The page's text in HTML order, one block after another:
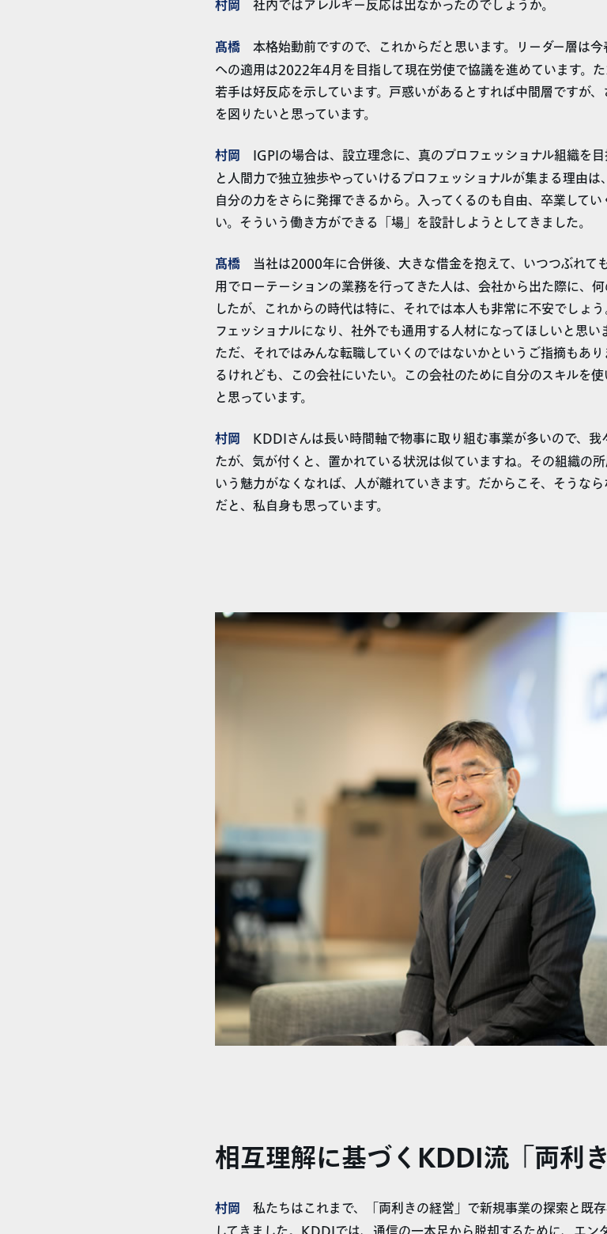
村岡 社内ではアレルギー反応は出なかったのでしょうか。
髙橋 本格始動前ですので、これからだと思います。リーダー層は
への適用は2022年4月を目指して現在労使で協議を進めています。
若手は好反応を示しています。戸惑いがあるとすれば中間層ですが
を図りたいと思っています。
村岡 IGPIの場合は、設立理念に、真のプロフェッショナル組織を
と人間力で独立独歩やっていけるプロフェッショナルが集まる理由は
自分の力をさらに発揮できるから。入ってくるのも自由、卒業して
い。そういう働き方ができる「場」を設計しようとしてきました。
髙橋 当社は2000年に合併後、大きな借金を抱えて、いつつぶれて
用でローテーションの業務を行ってきた人は、会社から出た際に、
したが、これからの時代は特に、それでは本人も非常に不安でしょ
フェッショナルになり、社外でも通用する人材になってほしいと思い
ただ、それではみんな転職していくのではないかというご指摘もあ
るけれども、この会社にいたい。この会社のために自分のスキルを
と思っています。
村岡 KDDIさんは長い時間軸で物事に取り組む事業が多いので、我
たが、気が付くと、置かれている状況は似ていますね。その組織の
いう魅力がなくなれば、人が離れていきます。だからこそ、そうな
だと、私自身も思っています。
相互理解に基づくKDDI流「両利き
村岡 私たちはこれまで、「両利きの経営」で新規事業の探索と既